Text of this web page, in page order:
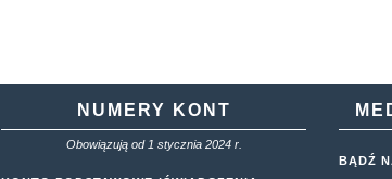
NUMERY KONT
Obowiązują od 1 stycznia 2024 r.
BĄDŹ